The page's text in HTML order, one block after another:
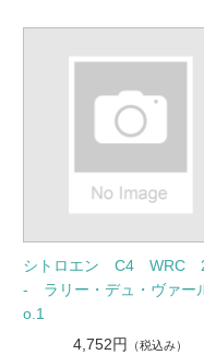
シトロエン C4 WRC
- ラリー・デュ・ヴァ
o.1
4,752円
（税込み）